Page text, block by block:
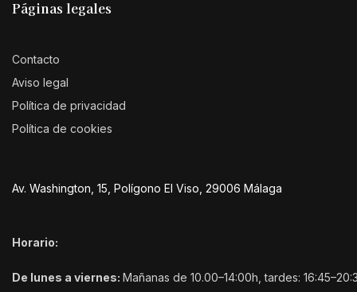
Páginas legales
Contacto
Aviso legal
Política de privacidad
Política de cookies
Av. Washington, 15, Polígono El Viso, 29006 Málaga
Horario:
De lunes a viernes: Mañanas de 10.00–14:00h, tardes: